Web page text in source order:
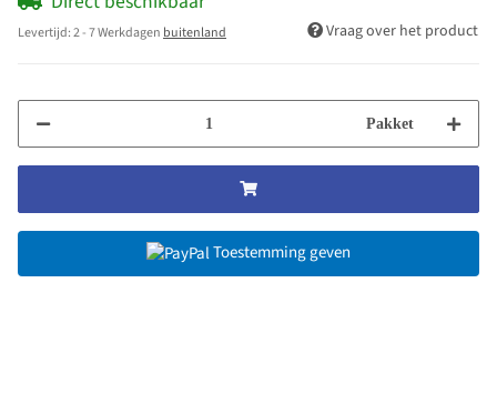
Levertijd:2 - 7 Werkdagen buitenland Vraag over het product
Pakket
Toestemming geven